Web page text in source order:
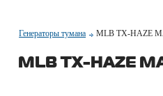
Генераторы тумана MLB TX-HAZE
MLB TX-HAZE